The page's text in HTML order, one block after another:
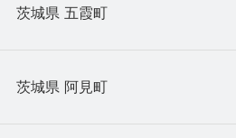
茨城県 五霞町
茨城県 阿見町